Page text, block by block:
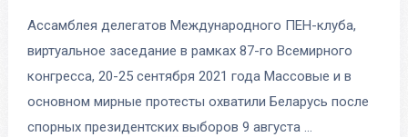
Ассамблея делегатов Международного ПЕН-клуба,
виртуальное заседание в рамках 87-го Всемирного
конгресса, 20-25 сентября 2021 года Массовые и в
основном мирные протесты охватили Беларусь после
спорных президентских выборов 9 августа …